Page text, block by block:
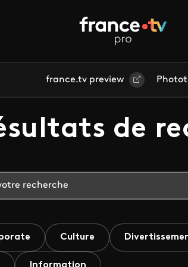
france.tv preview
de
Culture